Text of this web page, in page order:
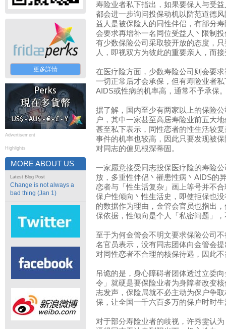
更多詳情
Advertisement
Highlights
MORE ABOUT US
Latest Blog Post
Change is not always a
bad thing (Jan 1)
寿险业者私下指出，如果要保人与受
都会进一步询问投保动机以防范道德
益人是被保险人的同性伴侣，有部分
会要求再增补一名同位受益人丶限制
有少数保险公司采取较开放的态度，
人，即视双方为彼此的重要亲人，而
在医疗险方面，少数寿险公司则会要
一切正常后才会承保，但有寿险业者
AIDS或性病的机率高，通常不予承保
据了解，国内至少有两家以上的保险
户，其中一家甚至高居寿险业前五大
甚至私下表示，同性恋者的性生活较
事件的机率也较高，因此只要发现被
对同志的偏见根深蒂固。
一家愿意接受同志投保医疗险的寿险
放，多重性伴侣丶罹患性病丶AIDS的
恋者与「性生活复杂」画上等号并不
保户性倾向丶性生活史，即使拒保也
的数据作为理由，金管会官员也指出
保依据，性倾向是个人「私密问题」
至于为何金管会不明文要求保险公司
名官员表示，没有同志团体向金管会
对同性恋者不合理的核保待遇，因此
吊诡的是，身心障碍者团体透过立委
令」就硬是要保险业者为身障者改变
志发声，保险局就不必主动为保户争
保，让全国一千六百多万的保户时时
对于部分寿险业者的歧视，许秀雯认